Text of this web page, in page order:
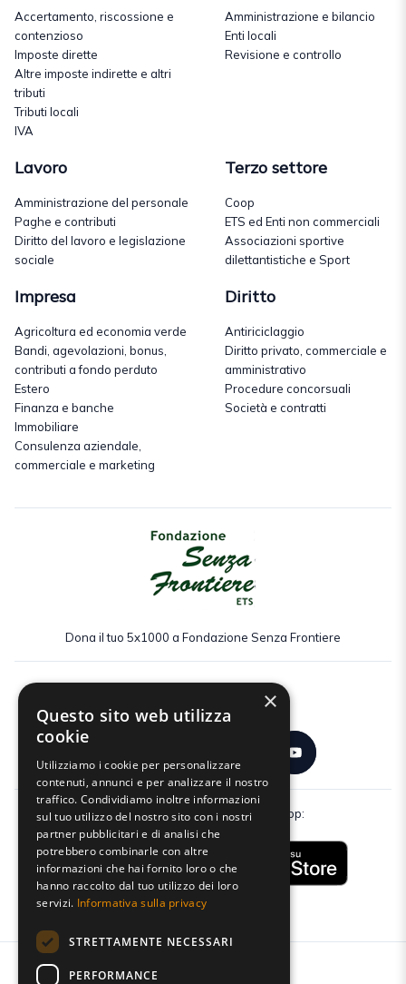
Accertamento, riscossione e
contenzioso
Imposte dirette
Altre imposte indirette e altri
tributi
Tributi locali
IVA
Amministrazione e bilancio
Enti locali
Revisione e controllo
Lavoro
Amministrazione del personale
Paghe e contributi
Diritto del lavoro e legislazione
sociale
Terzo settore
Coop
ETS ed Enti non commerciali
Associazioni sportive
dilettantistiche e Sport
Impresa
Agricoltura ed economia verde
Bandi, agevolazioni, bonus,
contributi a fondo perduto
Estero
Finanza e banche
Immobiliare
Consulenza aziendale,
commerciale e marketing
Diritto
Antiriciclaggio
Diritto privato, commerciale e
amministrativo
Procedure concorsuali
Società e contratti
Dona il tuo 5x1000 a Fondazione Senza Frontiere
Scarica gratuitamente la nostra app:
×
Questo sito web utilizza
cookie
Utilizziamo i cookie per personalizzare
contenuti, annunci e per analizzare il nostro
traffico. Condividiamo inoltre informazioni
sul tuo utilizzo del nostro sito con i nostri
partner pubblicitari e di analisi che
potrebbero combinarle con altre
informazioni che hai fornito loro o che
hanno raccolto dal tuo utilizzo dei loro
servizi. Informativa sulla privacy
STRETTAMENTE NECESSARI
PERFORMANCE